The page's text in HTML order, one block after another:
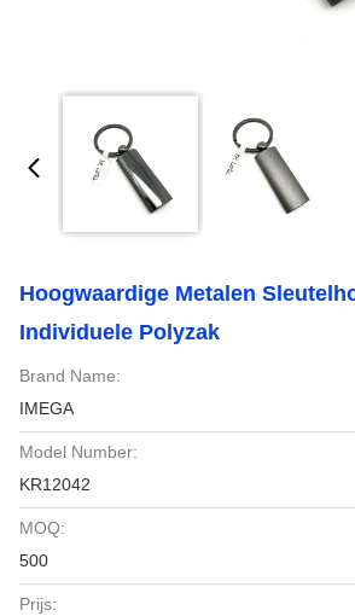
Hoogwaardige Metalen
Individuele Polyzak
Brand Name:
IMEGA
Model Number:
KR12042
MOQ:
500
Prijs: